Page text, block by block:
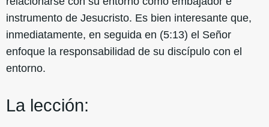
instrumento de Jesucristo. Es bien interesante que,
inmediatamente, en seguida en (5:13) el Señor
enfoque la responsabilidad de su discípulo con el
entorno.
La lección: